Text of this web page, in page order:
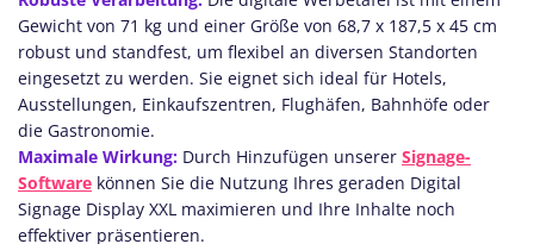
Gewicht von 71 kg und einer Größe von 68,7 x 187,5 x 45 cm
robust und standfest, um flexibel an diversen Standorten
eingesetzt zu werden. Sie eignet sich ideal für Hotels,
Ausstellungen, Einkaufszentren, Flughäfen, Bahnhöfe oder
die Gastronomie.
Maximale Wirkung: Durch Hinzufügen unserer Signage-
Software können Sie die Nutzung Ihres geraden Digital
Signage Display XXL maximieren und Ihre Inhalte noch
effektiver präsentieren.